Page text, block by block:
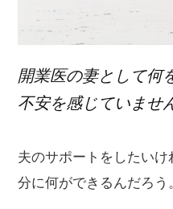
開業医の妻として何
不安を感じていませ
夫のサポートをしたい
分に何ができるんだろう